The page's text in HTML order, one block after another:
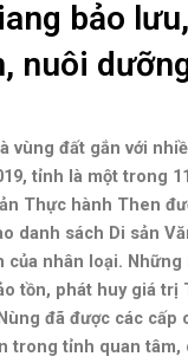
bảo
nuôi
vùng đất gắn với
tỉnh là một trong
Thực hành Then
danh sách Di sản
của nhân loại. Những
tồn, phát huy giá trị
đã được các cấp
trong tỉnh quan tâm,